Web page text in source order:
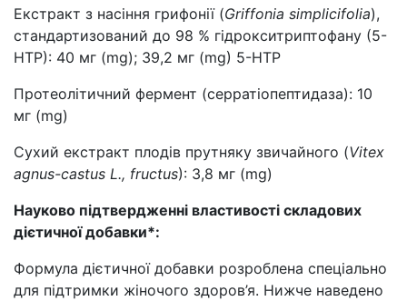
Екстракт з насіння грифонії (Griffonia simplicifolia),
стандартизований до 98 % гідрокситриптофану (5-
НТР): 40 мг (mg); 39,2 мг (mg) 5-НТР
Протеолітичний фермент (cерратіопептидаза): 10
мг (mg)
Сухий екстракт плодів прутняку звичайного (Vitex
agnus-castus L., fructus): 3,8 мг (mg)
Науково підтвердженні властивості складових
дієтичної добавки*:
Формула дієтичної добавки розроблена спеціально
для підтримки жіночого здоров’я. Нижче наведено